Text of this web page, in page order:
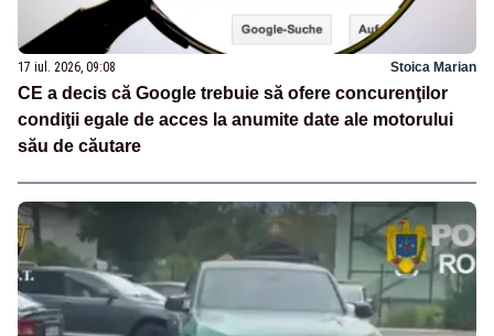
17 iul. 2026, 09:08 Stoica Marian
CE a decis că Google trebuie să ofere concurenţilor
condiţii egale de acces la anumite date ale motorului
său de căutare